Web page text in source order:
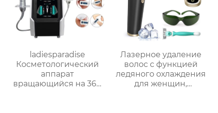
ladiesparadise
Косметологический
аппарат
вращающийся на 360
Лазерное удаление
волос с функцией
ледяного охлаждения
для женщин,